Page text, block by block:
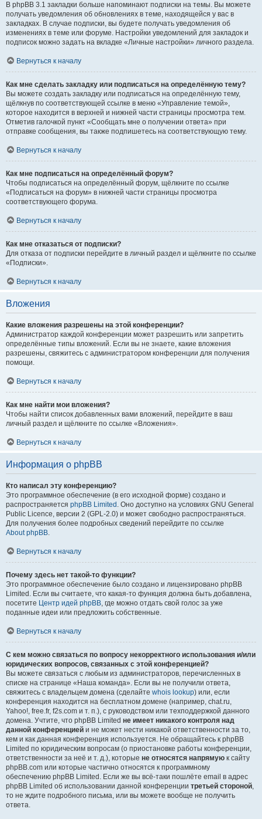
В phpBB 3.1 закладки больше напоминают подписки на темы. Вы можете
получать уведомления об обновлениях в теме, находящейся у вас в
закладках. В случае подписки, вы будете получать уведомления об
изменениях в теме или форуме. Настройки уведомлений для закладок и
подписок можно задать на вкладке «Личные настройки» личного раздела.
Вернуться к началу
Как мне сделать закладку или подписаться на определённую тему?
Вы можете создать закладку или подписаться на определённую тему,
щёлкнув по соответствующей ссылке в меню «Управление темой»,
которое находится в верхней и нижней части страницы просмотра тем.
Отметив галочкой пункт «Сообщать мне о получении ответа» при
отправке сообщения, вы также подпишетесь на соответствующую тему.
Вернуться к началу
Как мне подписаться на определённый форум?
Чтобы подписаться на определённый форум, щёлкните по ссылке
«Подписаться на форум» в нижней части страницы просмотра
соответствующего форума.
Вернуться к началу
Как мне отказаться от подписки?
Для отказа от подписки перейдите в личный раздел и щёлкните по ссылке
«Подписки».
Вернуться к началу
Вложения
Какие вложения разрешены на этой конференции?
Администратор каждой конференции может разрешить или запретить
определённые типы вложений. Если вы не знаете, какие вложения
разрешены, свяжитесь с администратором конференции для получения
помощи.
Вернуться к началу
Как мне найти мои вложения?
Чтобы найти список добавленных вами вложений, перейдите в ваш
личный раздел и щёлкните по ссылке «Вложения».
Вернуться к началу
Информация о phpBB
Кто написал эту конференцию?
Это программное обеспечение (в его исходной форме) создано и
распространяется phpBB Limited . Оно доступно на условиях GNU General
Public Licence, версии 2 (GPL-2.0) и может свободно распространяться.
Для получения более подробных сведений перейдите по ссылке
About phpBB.
Вернуться к началу
Почему здесь нет такой-то функции?
Это программное обеспечение было создано и лицензировано phpBB
Limited. Если вы считаете, что какая-то функция должна быть добавлена,
посетите Центр идей phpBB, где можно отдать свой голос за уже
поданные идеи или предложить собственные.
Вернуться к началу
С кем можно связаться по вопросу некорректного использования и/или
юридических вопросов, связанных с этой конференцией?
Вы можете связаться с любым из администраторов, перечисленных в
списке на странице «Наша команда». Если вы не получили ответа,
свяжитесь с владельцем домена (сделайте whois lookup) или, если
конференция находится на бесплатном домене (например, chat.ru,
Yahoo!, free.fr, f2s.com и т. п.), с руководством или техподдержкой данного
домена. Учтите, что phpBB Limited не имеет никакого контроля над
данной конференцией и не может нести никакой ответственности за то,
кем и как данная конференция используется. Не обращайтесь к phpBB
Limited по юридическим вопросам (о приостановке работы конференции,
ответственности за неё и т. д.), которые не относятся напрямую к сайту
phpBB.com или которые частично относятся к программному
обеспечению phpBB Limited. Если же вы всё-таки пошлёте email в адрес
phpBB Limited об использовании данной конференции третьей стороной,
то не ждите подробного письма, или вы можете вообще не получить
ответа.